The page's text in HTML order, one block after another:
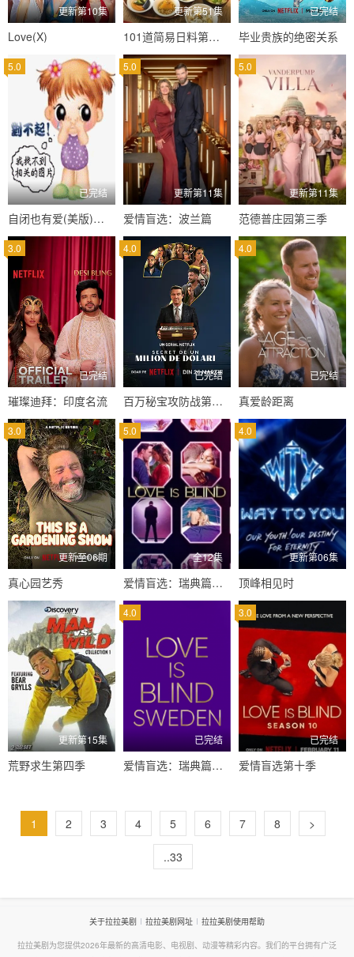
更新第10集
Love(X)
更新第51集
101道简易日料第一季
已完结
毕业贵族的绝密关系
5.0
已完结
自闭也有爱(美版)第三季
5.0
更新第11集
爱情盲选：波兰篇
5.0
更新第11集
范德普庄园第三季
3.0
已完结
璀璨迪拜：印度名流
4.0
已完结
百万秘宝攻防战第二季
4.0
已完结
真爱龄距离
3.0
更新至06期
真心园艺秀
5.0
全12集
爱情盲选：瑞典篇第三季
4.0
更新第06集
顶峰相见时
更新第15集
荒野求生第四季
4.0
已完结
爱情盲选：瑞典篇第3季
3.0
已完结
爱情盲选第十季
1 2 3 4 5 6 7 8 >
..33
关于拉拉美剧 拉拉美剧网址 拉拉美剧使用帮助
拉拉美剧为您提供2026年最新的高清电影、电视剧、动漫等精彩内容。我们的平台拥有广泛